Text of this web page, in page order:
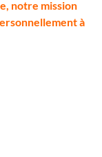
notre mission
à